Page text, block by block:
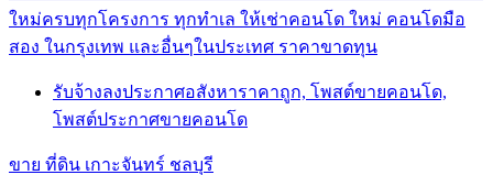
ใหม่ครบทุกโครงการ ทุกทำเล ให้เช่าคอนโด ใหม่ คอนโดมือ
สอง ในกรุงเทพ และอื่นๆในประเทศ ราคาขาดทุน
รับจ้างลงประกาศอสังหาราคาถูก, โพสต์ขายคอนโด,
โพสต์ประกาศขายคอนโด
ขาย ที่ดิน เกาะจันทร์ ชลบุรี